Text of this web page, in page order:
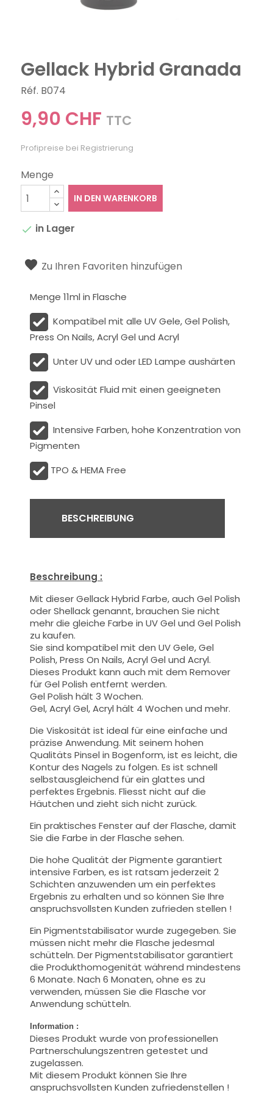
Gellack Hybrid Granada
Réf. B074
9,90 CHF TTC
Profipreise bei Registrierung
Menge
IN DEN WARENKORB
 in Lager
Zu Ihren Favoriten hinzufügen
Menge 11ml in Flasche
Kompatibel mit alle UV Gele, Gel Polish,
Press On Nails, Acryl Gel und Acryl
Unter UV und oder LED Lampe aushärten
ViskositätFluid mit einen geeigneten
Pinsel
Intensive Farben, hohe Konzentration von
Pigmenten
TPO & HEMA Free
BESCHREIBUNG
Beschreibung :
Mit dieser Gellack Hybrid Farbe, auch Gel Polish
oder Shellack genannt, brauchen Sie nicht
mehr die gleiche Farbe in UV Gel und Gel Polish
zu kaufen.
Sie sind kompatibel mit den UV Gele, Gel
Polish, Press On Nails, Acryl Gel und Acryl.
Dieses Produkt kann auch mit dem Remover
für Gel Polish entfernt werden.
Gel Polish hält 3 Wochen.
Gel, Acryl Gel, Acryl hält 4 Wochen und mehr.
Die Viskosität ist ideal für eine einfache und
präzise Anwendung.Mit seinem hohen
QualitätsPinsel in Bogenform, ist es leicht, die
Kontur des Nagels zu folgen. Es ist schnell
selbstausgleichend für ein glattes und
perfektes Ergebnis. Fliesst nicht auf die
Häutchen und zieht sich nicht zurück.
Ein praktisches Fenster auf der Flasche, damit
Sie die Farbe in der Flasche sehen.
Die hohe Qualität der Pigmente garantiert
intensive Farben, es ist ratsam jederzeit 2
Schichten anzuwenden um ein perfektes
Ergebnis zu erhalten und so können Sie Ihre
anspruchsvollsten Kunden zufrieden stellen !
Ein Pigmentstabilisator wurde zugegeben. Sie
müssen nicht mehr die Flasche jedesmal
schütteln. Der Pigmentstabilisator garantiert
die Produkthomogenität während mindestens
6 Monate. Nach 6 Monaten, ohne es zu
verwenden, müssen Sie die Flasche vor
Anwendung schütteln.
Information :
Dieses Produkt wurde von professionellen
Partnerschulungszentren getestet und
zugelassen.
Mit diesem Produkt können Sie Ihre
anspruchsvollsten Kunden zufriedenstellen !